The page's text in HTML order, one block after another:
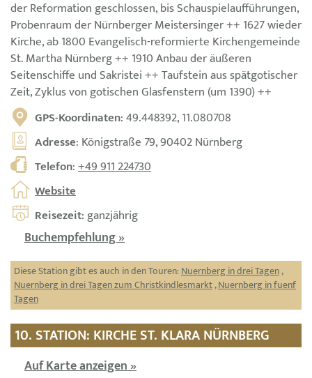
der Reformation geschlossen, bis Schauspielaufführungen,
Probenraum der Nürnberger Meistersinger ++ 1627 wieder
Kirche, ab 1800 Evangelisch-reformierte Kirchengemeinde
St. Martha Nürnberg ++ 1910 Anbau der äußeren
Seitenschiffe und Sakristei ++ Taufstein aus spätgotischer
Zeit, Zyklus von gotischen Glasfenstern (um 1390) ++
GPS-Koordinaten: 49.448392, 11.080708
Adresse: Königstraße 79, 90402 Nürnberg
Telefon:+49 911 224730
Website
Reisezeit: ganzjährig
Buchempfehlung »
Diese Station gibt es auch in den Touren:Nuernberg in drei Tagen,
Nuernberg in drei Tagen zum Christkindlesmarkt,Nuernberg in fuenf
Tagen
10. STATION: KIRCHE ST. KLARA NÜRNBERG
Auf Karte anzeigen »